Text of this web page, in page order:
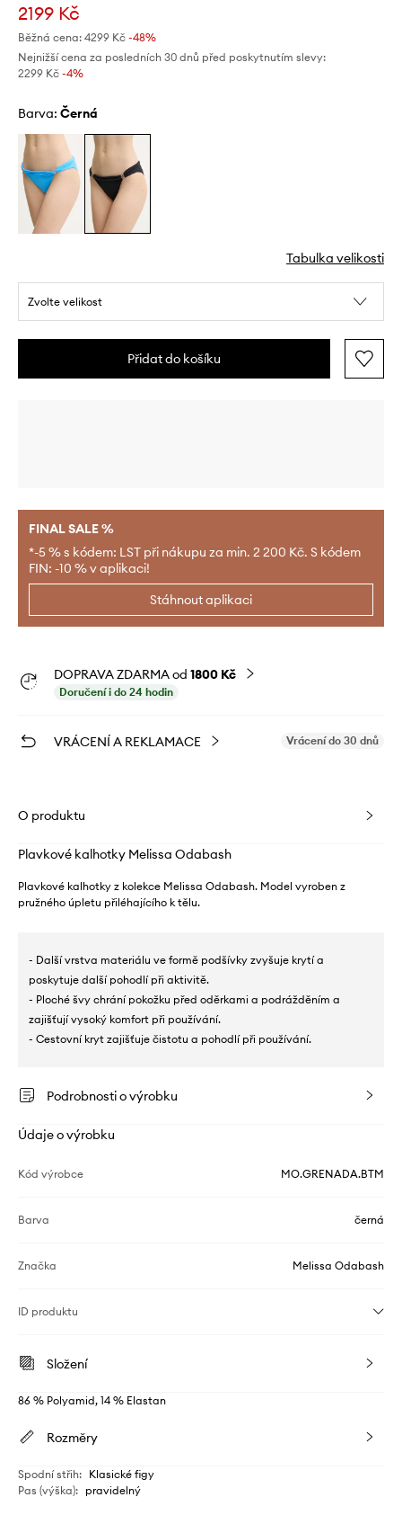
2199 Kč
Běžná cena: 4299 Kč -48%
Nejnižší cena za posledních 30 dnů před poskytnutím slevy:
2299 Kč -4%
Barva: černá
Tabulka velikosti
Zvolte velikost
Přidat do košíku
FINAL SALE %
*-5 % s kódem: LST při nákupu za min. 2 200 Kč. S kódem
FIN: -10 % v aplikaci!
Stáhnout aplikaci
DOPRAVA ZDARMA od 1800 Kč
Doručení i do 24 hodin
VRÁCENÍ A REKLAMACE Vrácení do 30 dnů
O produktu
Plavkové kalhotky Melissa Odabash
Plavkové kalhotky z kolekce Melissa Odabash. Model vyroben z
pružného úpletu přiléhajícího k tělu.
- Další vrstva materiálu ve formě podšívky zvyšuje krytí a
poskytuje další pohodlí při aktivitě.
- Ploché švy chrání pokožku před oděrkami a podrážděním a
zajišťují vysoký komfort při používání.
- Cestovní kryt zajišťuje čistotu a pohodlí při používání.
Podrobnosti o výrobku
Údaje o výrobku
Kód výrobce MO.GRENADA.BTM
Barva černá
Značka Melissa Odabash
ID produktu
Složení
86 % Polyamid, 14 % Elastan
Rozměry
Spodní střih: Klasické figy
Pas (výška): pravidelný